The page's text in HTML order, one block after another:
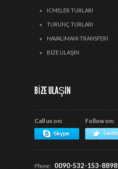
ICMELER TURLARI
TURUNÇ TURLARI
HAVALIMANI TRANSFERI
BIZE ULAŞIN
BIZE ULAŞIN
Call us on: Follow on:
Phone: 0090-532-153-8898